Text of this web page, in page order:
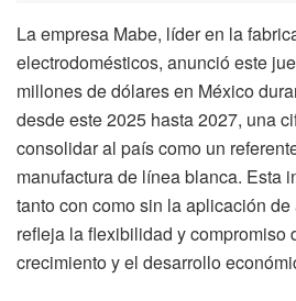
La empresa Mabe, líder en la
electrodomésticos, anunció este
millones de dólares en México
desde este 2025 hasta 2027, una
consolidar al país como un
manufactura de línea blanca. Esta
tanto con como sin la aplicación
refleja la flexibilidad y compromiso
crecimiento y el desarrollo